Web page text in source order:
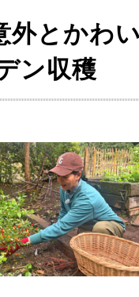
とかわ
ン収穫